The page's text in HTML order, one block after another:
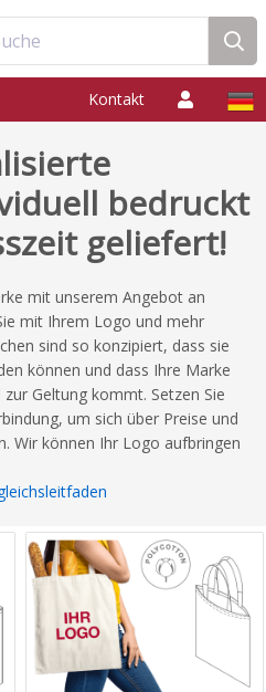
Kontakt
bedruckt
geliefert!
mit unserem Angebot an
mit Ihrem Logo und mehr
sind so konzipiert, dass sie
können und dass Ihre Marke
Geltung kommt. Setzen Sie
um sich über Preise und
Wir können Ihr Logo aufbringen